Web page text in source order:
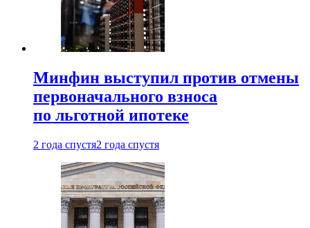
Минфин выступил против отмены
первоначального взноса
по льготной ипотеке
2 года спустя2 года спустя